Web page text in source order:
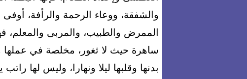
والشفقة، ووعاء الرحمة والرأفة،
الممرض والطبيب، والمربى والمعلم،
ساهرة حيث لا ثغور، مخلصة في عملها
بدنها وقلبها ليلا ونهارا، وليس لها